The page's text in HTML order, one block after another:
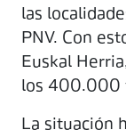
las
PNV. Con
Euskal
los 400.000
La situación